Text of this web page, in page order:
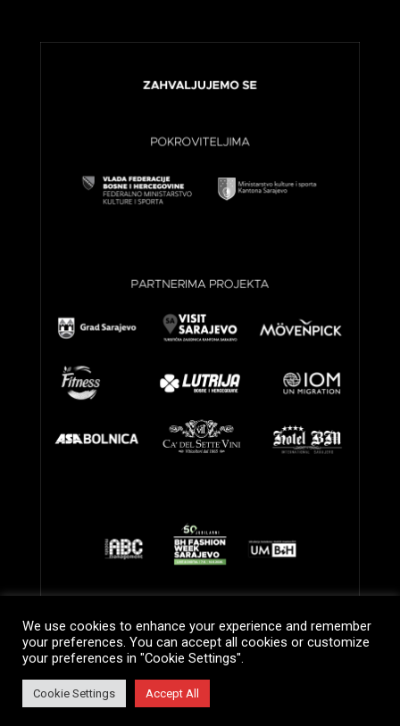
We use cookies to enhance your experience and remember
your preferences. You can accept all cookies or customize
your preferences in "Cookie Settings".
Cookie Settings Accept All